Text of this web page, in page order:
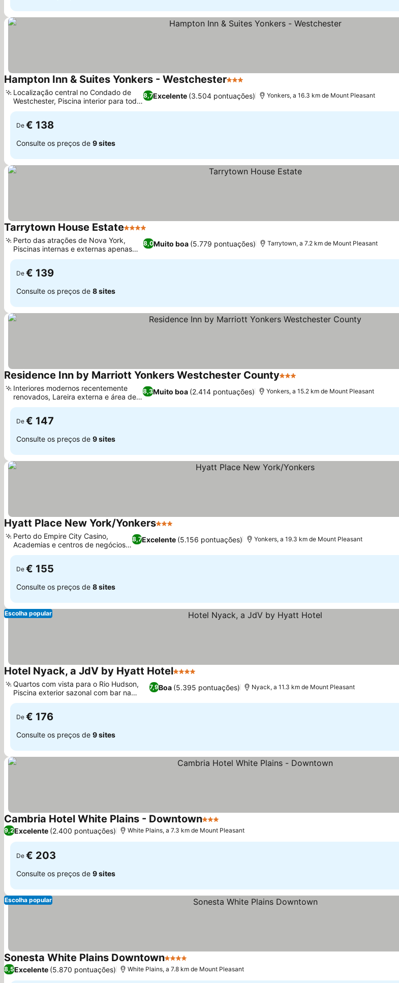
Hampton Inn & Suites Yonkers - Westchester3 Estrelas
8,7Excelente (3.504 pontuações)
Localização central no Condado de
Westchester, Piscina interior para toda
a família
Yonkers, a 16.3 km de Mount Pleasant
De € 138
Consulte os preços de 9 sites
Tarrytown House Estate4 Estrelas
8,0Muito boa (5.779 pontuações)
Perto das atrações de Nova York,
Piscinas internas e externas apenas
para adultos
Tarrytown, a 7.2 km de Mount Pleasant
De € 139
Consulte os preços de 8 sites
Residence Inn by Marriott Yonkers Westchester County3 Estrelas
8,3Muito boa (2.414 pontuações)
Interiores modernos recentemente
renovados, Lareira externa e área de
churrasco
Yonkers, a 15.2 km de Mount Pleasant
De € 147
Consulte os preços de 9 sites
Hyatt Place New York/Yonkers3 Estrelas
8,7Excelente (5.156 pontuações)
Perto do Empire City Casino,
Academias e centros de negócios
24 horas
Yonkers, a 19.3 km de Mount Pleasant
De € 155
Consulte os preços de 8 sites
Escolha popular
Hotel Nyack, a JdV by Hyatt Hotel4 Estrelas
7,9Boa (5.395 pontuações)
Quartos com vista para o Rio Hudson,
Piscina exterior sazonal com bar na
piscina
Nyack, a 11.3 km de Mount Pleasant
De € 176
Consulte os preços de 9 sites
Cambria Hotel White Plains - Downtown3 Estrelas
9,2Excelente (2.400 pontuações) White Plains, a 7.3 km de Mount Pleasant
De € 203
Consulte os preços de 9 sites
Escolha popular
Sonesta White Plains Downtown4 Estrelas
8,5Excelente (5.870 pontuações) White Plains, a 7.8 km de Mount Pleasant